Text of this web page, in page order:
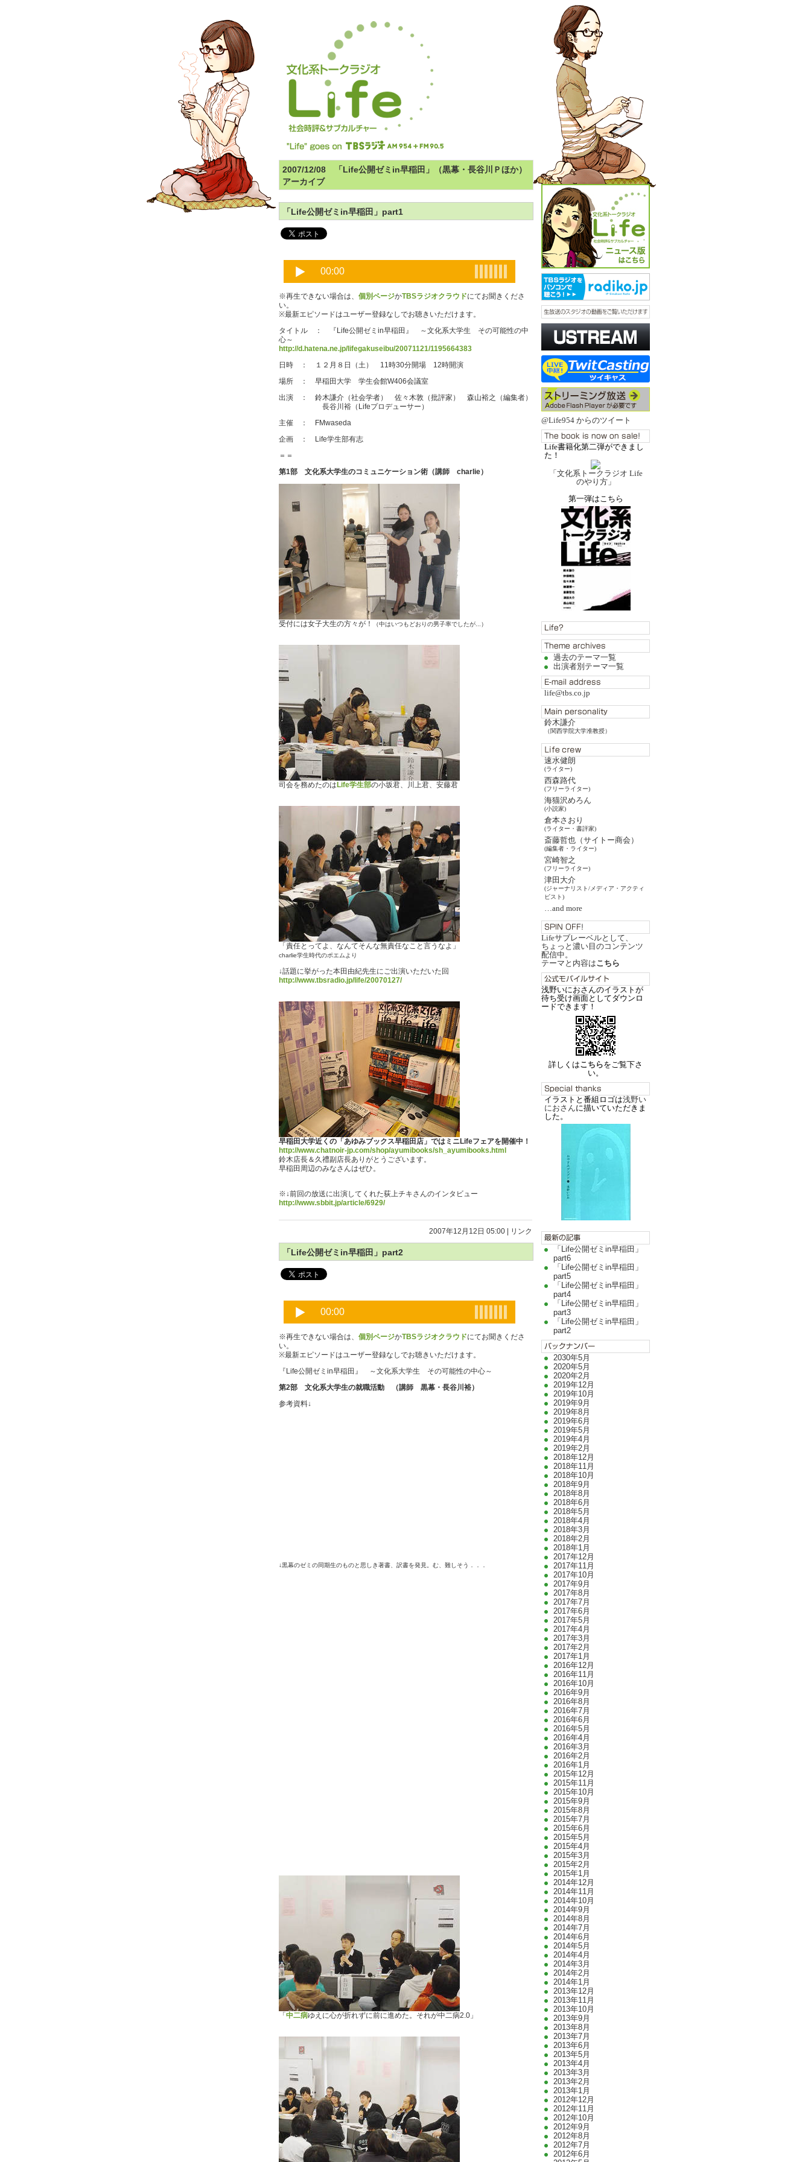
@Life954 からのツイート
Life書籍化第二弾ができまし
た！
「文化系トークラジオ Life
のやり方」
第一弾はこちら
過去のテーマ一覧
出演者別テーマ一覧
life@tbs.co.jp
鈴木謙介
（関西学院大学准教授）
速水健朗
(ライター)
西森路代
(フリーライター)
海猫沢めろん
(小説家)
倉本さおり
(ライター・書評家)
斎藤哲也（サイトー商会）
(編集者・ライター)
宮崎智之
(フリーライター)
津田大介
(ジャーナリスト/メディア・アクティ
ビスト)
…and more
Lifeサブレーベルとして、
ちょっと濃い目のコンテンツ
配信中。
テーマと内容はこちら
浅野いにおさんのイラストが
待ち受け画面としてダウンロ
ードできます！
詳しくはこちらをご覧下さ
い。
イラストと番組ロゴは浅野い
におさんに描いていただきま
した。
「Life公開ゼミin早稲田」
part6
「Life公開ゼミin早稲田」
part5
「Life公開ゼミin早稲田」
part4
「Life公開ゼミin早稲田」
part3
「Life公開ゼミin早稲田」
part2
2030年5月
2020年5月
2020年2月
2019年12月
2019年10月
2019年9月
2019年8月
2019年6月
2019年5月
2019年4月
2019年2月
2018年12月
2018年11月
2018年10月
2018年9月
2018年8月
2018年6月
2018年5月
2018年4月
2018年3月
2018年2月
2018年1月
2017年12月
2017年11月
2017年10月
2017年9月
2017年8月
2017年7月
2017年6月
2017年5月
2017年4月
2017年3月
2017年2月
2017年1月
2016年12月
2016年11月
2016年10月
2016年9月
2016年8月
2016年7月
2016年6月
2016年5月
2016年4月
2016年3月
2016年2月
2016年1月
2015年12月
2015年11月
2015年10月
2015年9月
2015年8月
2015年7月
2015年6月
2015年5月
2015年4月
2015年3月
2015年2月
2015年1月
2014年12月
2014年11月
2014年10月
2014年9月
2014年8月
2014年7月
2014年6月
2014年5月
2014年4月
2014年3月
2014年2月
2014年1月
2013年12月
2013年11月
2013年10月
2013年9月
2013年8月
2013年7月
2013年6月
2013年5月
2013年4月
2013年3月
2013年2月
2013年1月
2012年12月
2012年11月
2012年10月
2012年9月
2012年8月
2012年7月
2012年6月
2007/12/08 「Life公開ゼミin早稲田」（黒幕・長谷川Ｐほか）
アーカイブ
「Life公開ゼミin早稲田」part1
※再生できない場合は、 個別ページかTBSラジオクラウドにてお聞きくださ
い。
※最新エピソードはユーザー登録なしでお聴きいただけます。
タイトル ： 『Life公開ゼミin早稲田』 ～文化系大学生 その可能性の中
心～
http://d.hatena.ne.jp/lifegakuseibu/20071121/1195664383
日時 ： １２月８日（土） 11時30分開場 12時開演
場所 ： 早稲田大学 学生会館W406会議室
出演 ： 鈴木謙介（社会学者） 佐々木敦（批評家） 森山裕之（編集者）
長谷川裕（Lifeプロデューサー）
主催 ： FMwaseda
企画 ： Life学生部有志
＝＝
第1部 文化系大学生のコミュニケーション術（講師 charlie）
受付には女子大生の方々が！ （中はいつもどおりの男子率でしたが...）
司会を務めたのは Life学生部の小坂君、川上君、安藤君
「責任とってよ、なんてそんな無責任なこと言うなよ」
charlie学生時代のポエムより
↓話題に挙がった本田由紀先生にご出演いただいた回
http://www.tbsradio.jp/life/20070127/
早稲田大学近くの「あゆみブックス早稲田店」ではミニLifeフェアを開催中！
http://www.chatnoir-jp.com/shop/ayumibooks/sh_ayumibooks.html
鈴木店長＆久禮副店長ありがとうございます。
早稲田周辺のみなさんはぜひ。
※↓前回の放送に出演してくれた荻上チキさんのインタビュー
http://www.sbbit.jp/article/6929/
2007年12月12日 05:00 リンク
「Life公開ゼミin早稲田」part2
※再生できない場合は、 個別ページかTBSラジオクラウドにてお聞きくださ
い。
※最新エピソードはユーザー登録なしでお聴きいただけます。
『Life公開ゼミin早稲田』 ～文化系大学生 その可能性の中心～
第2部 文化系大学生の就職活動 （講師 黒幕・長谷川裕）
参考資料↓
↓黒幕のゼミの同期生のものと思しき著書、訳書を発見。む、難しそう．．．
「 中二病ゆえに心が折れずに前に進めた。それが中二病2.0」